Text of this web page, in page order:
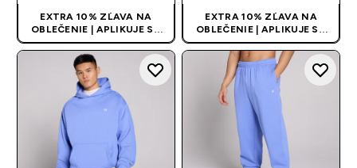
EXTRA 10% ZĽAVA NA
OBLEČENIE | APLIKUJE SA
AUTOMATICKY PRI KÚPE 3
KS
EXTRA 10% ZĽAVA NA
OBLEČENIE | APLIKUJE SA
AUTOMATICKY PRI KÚPE 3
KS